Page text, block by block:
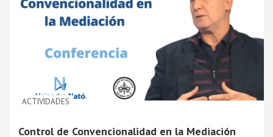
ACTIVIDADES
Control de Convencionalidad en la Mediación